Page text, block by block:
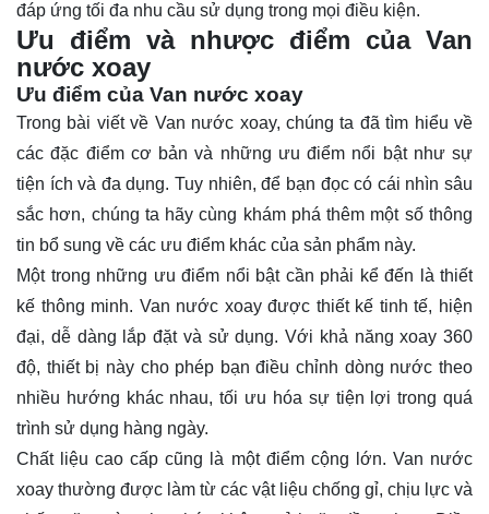
đáp ứng tối đa nhu cầu sử dụng trong mọi điều kiện.
Ưu điểm và nhược điểm của Van
nước xoay
Ưu điểm của Van nước xoay
Trong bài viết về Van nước xoay, chúng ta đã tìm hiểu về
các đặc điểm cơ bản và những ưu điểm nổi bật như sự
tiện ích và đa dụng. Tuy nhiên, để bạn đọc có cái nhìn sâu
sắc hơn, chúng ta hãy cùng khám phá thêm một số thông
tin bổ sung về các ưu điểm khác của sản phẩm này.
Một trong những ưu điểm nổi bật cần phải kể đến là thiết
kế thông minh. Van nước xoay được thiết kế tinh tế, hiện
đại, dễ dàng lắp đặt và sử dụng. Với khả năng xoay 360
độ, thiết bị này cho phép bạn điều chỉnh dòng nước theo
nhiều hướng khác nhau, tối ưu hóa sự tiện lợi trong quá
trình sử dụng hàng ngày.
Chất liệu cao cấp cũng là một điểm cộng lớn. Van nước
xoay thường được làm từ các vật liệu chống gỉ, chịu lực và